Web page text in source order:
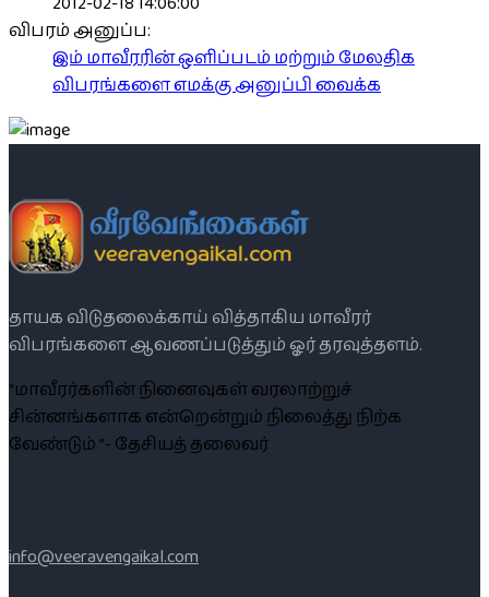
விபரம் அனுப்ப:
இம் மாவீரரின் ஒளிப்படம் மற்றும் மேலதிக
விபரங்களை எமக்கு அனுப்பி வைக்க
தாயக விடுதலைக்காய் வித்தாகிய மாவீரர்
விபரங்களை ஆவணப்படுத்தும் ஓர் தரவுத்தளம்.
“மாவீரர்களின் நினைவுகள் வரலாற்றுச்
சின்னங்களாக என்றென்றும் நிலைத்து நிற்க
வேண்டும் ”- தேசியத் தலைவர்
info@veeravengaikal.com